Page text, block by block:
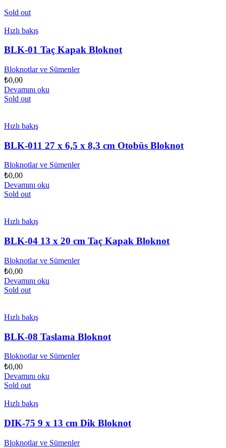
Sold out
Hızlı bakış
BLK-01 Taç Kapak Bloknot
Bloknotlar ve Sümenler
₺0,00
Devamını oku
Sold out
Hızlı bakış
BLK-011 27 x 6,5 x 8,3 cm Otobüs Bloknot
Bloknotlar ve Sümenler
₺0,00
Devamını oku
Sold out
Hızlı bakış
BLK-04 13 x 20 cm Taç Kapak Bloknot
Bloknotlar ve Sümenler
₺0,00
Devamını oku
Sold out
Hızlı bakış
BLK-08 Taslama Bloknot
Bloknotlar ve Sümenler
₺0,00
Devamını oku
Sold out
Hızlı bakış
DIK-75 9 x 13 cm Dik Bloknot
Bloknotlar ve Sümenler